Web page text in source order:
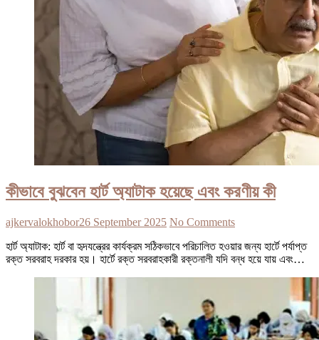
কীভাবে বুঝবেন হার্ট অ্যাটাক হয়েছে এবং করণীয় কী
ajkervalokhobor26 September 2025 No Comments
হার্ট অ্যাটাক: হার্ট বা হৃদযন্ত্রের কার্যক্রম সঠিকভাবে পরিচালিত হওয়ার জন্য হার্টে পর্যাপ্ত
রক্ত সরবরাহ দরকার হয়। হার্টে রক্ত সরবরাহকারী রক্তনালী যদি বন্ধ হয়ে যায় এবং…